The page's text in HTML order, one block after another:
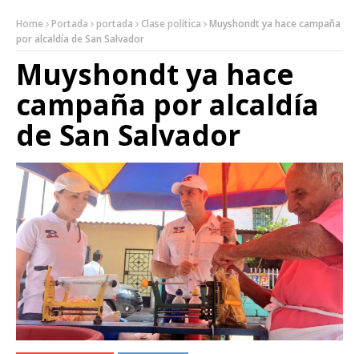
Home Portada portada Clase política
Muyshondt ya hace campaña
por alcaldía de San Salvador
Muyshondt ya hace
campaña por alcaldía
de San Salvador